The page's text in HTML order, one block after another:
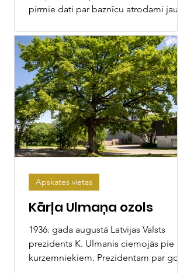
pirmie dati par baznīcu atrodami jau
Kārļa Ulmaņa ozols
1936. gada augustā Latvijas Valsts
prezidents K. Ulmanis ciemojās pie
kurzemniekiem. Prezidentam par godu
Apskates vietas